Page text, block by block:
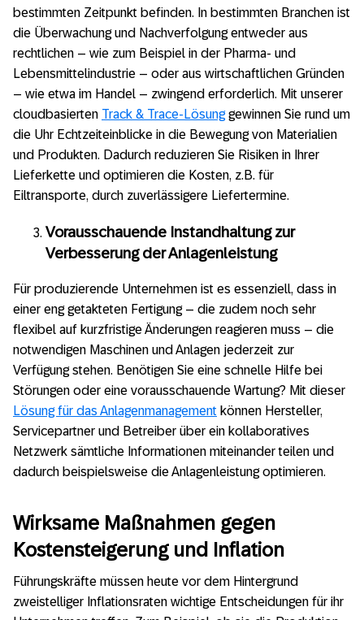
bestimmten Zeitpunkt befinden. In bestimmten Branchen ist
die Überwachung und Nachverfolgung entweder aus
rechtlichen – wie zum Beispiel in der Pharma- und
Lebensmittelindustrie – oder aus wirtschaftlichen Gründen
– wie etwa im Handel – zwingend erforderlich. Mit unserer
cloudbasierten Track & Trace-Lösunggewinnen Sie rund um
die Uhr Echtzeiteinblicke in die Bewegung von Materialien
und Produkten. Dadurch reduzieren Sie Risiken in Ihrer
Lieferkette und optimieren die Kosten, z.B. für
Eiltransporte, durch zuverlässigere Liefertermine.
Vorausschauende Instandhaltung zur
Verbesserung der Anlagenleistung
Für produzierende Unternehmen ist es essenziell, dass in
einer eng getakteten Fertigung – die zudem noch sehr
flexibel auf kurzfristige Änderungen reagieren muss – die
notwendigen Maschinen und Anlagen jederzeit zur
Verfügung stehen. Benötigen Sie eine schnelle Hilfe bei
Störungen oder eine vorausschauende Wartung? Mit dieser
Lösung für das Anlagenmanagement können Hersteller,
Servicepartner und Betreiber über ein kollaboratives
Netzwerk sämtliche Informationen miteinander teilen und
dadurch beispielsweise die Anlagenleistung optimieren.
Wirksame Maßnahmen gegen
Kostensteigerung und Inflation
Führungskräfte müssen heute vor dem Hintergrund
zweistelliger Inflationsraten wichtige Entscheidungen für ihr